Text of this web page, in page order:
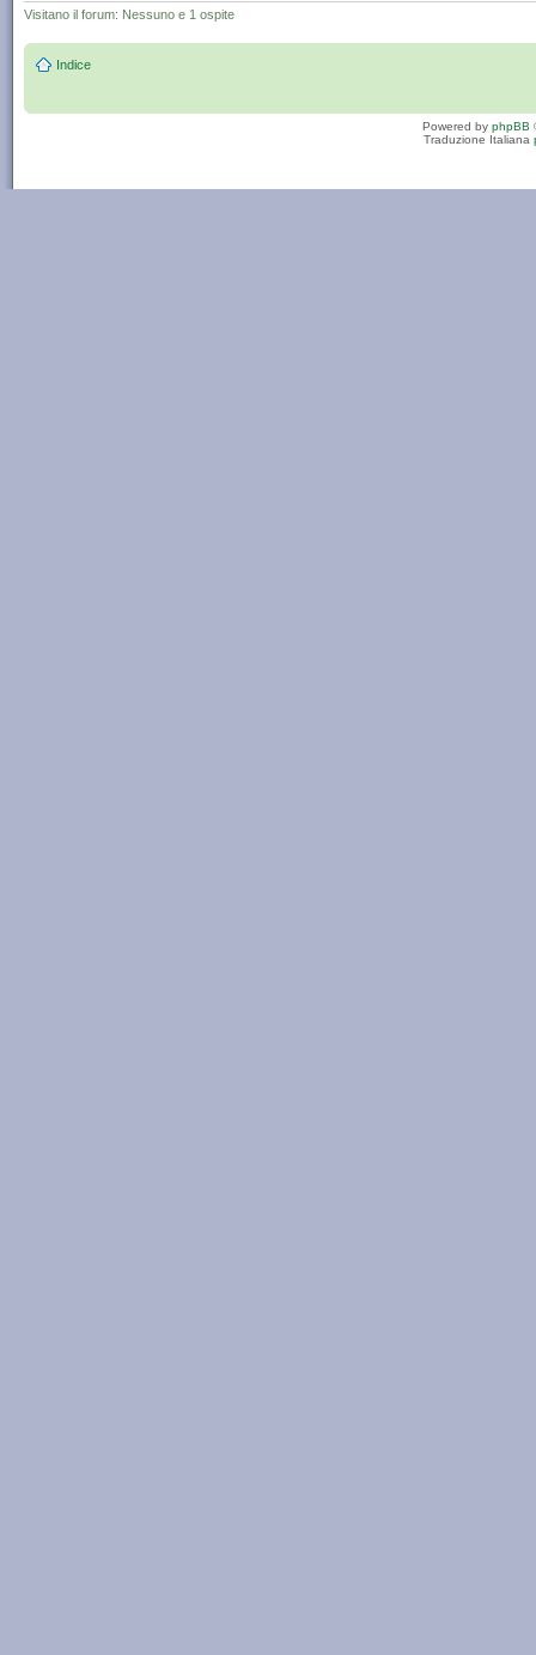
Visitano il forum: Nessuno e 1 ospite
Indice
Powered by phpBB
Traduzione Italiana